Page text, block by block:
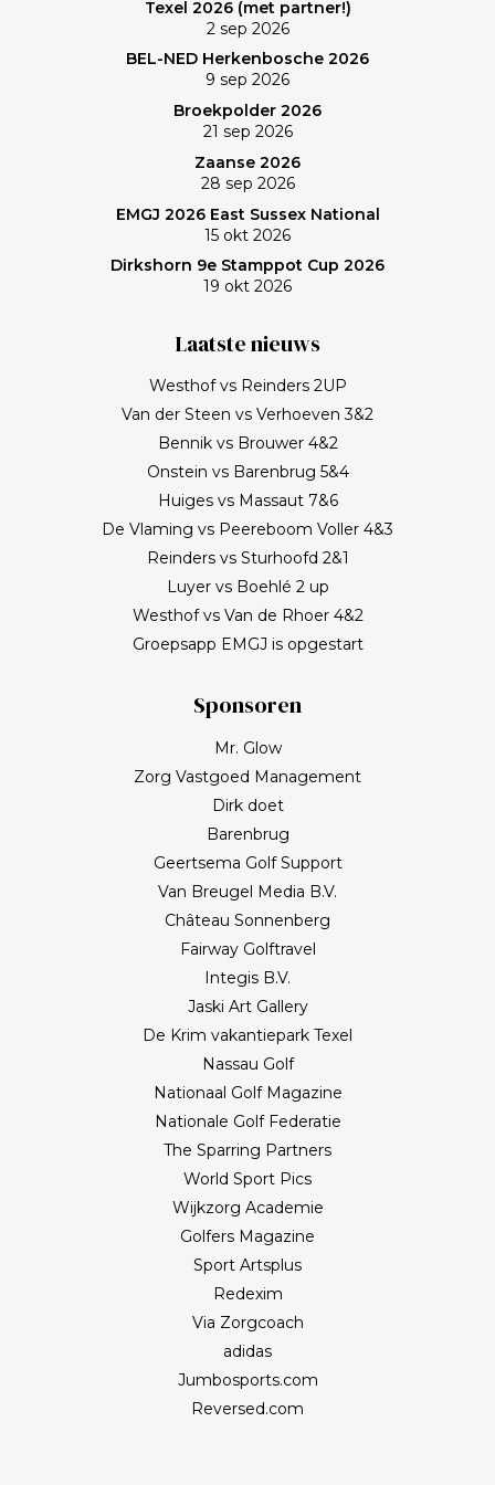
Frank, bedankt!
Texel 2026 (met partner!)
2 sep 2026
BEL-NED Herkenbosche 2026
9 sep 2026
Broekpolder 2026
21 sep 2026
Zaanse 2026
28 sep 2026
EMGJ 2026 East Sussex National
15 okt 2026
Dirkshorn 9e Stamppot Cup 2026
19 okt 2026
Laatste nieuws
Westhof vs Reinders 2UP
Van der Steen vs Verhoeven 3&2
Bennik vs Brouwer 4&2
Onstein vs Barenbrug 5&4
Huiges vs Massaut 7&6
De Vlaming vs Peereboom Voller 4&3
Reinders vs Sturhoofd 2&1
Luyer vs Boehlé 2 up
Westhof vs Van de Rhoer 4&2
Groepsapp EMGJ is opgestart
Sponsoren
Mr. Glow
Zorg Vastgoed Management
Dirk doet
Barenbrug
Geertsema Golf Support
Van Breugel Media B.V.
Château Sonnenberg
Fairway Golftravel
Integis B.V.
Jaski Art Gallery
De Krim vakantiepark Texel
Nassau Golf
Nationaal Golf Magazine
Nationale Golf Federatie
The Sparring Partners
World Sport Pics
Wijkzorg Academie
Golfers Magazine
Sport Artsplus
Redexim
Via Zorgcoach
adidas
Jumbosports.com
Reversed.com